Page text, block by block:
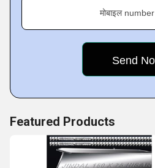
मोबाइल number
Featured Products